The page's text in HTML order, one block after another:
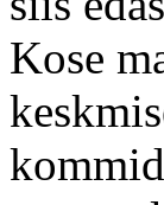
Kose